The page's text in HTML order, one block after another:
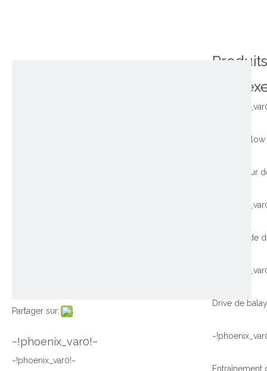
Partager sur:
~!phoenix_var0!~
~!phoenix_var0!~
Produits
Contrôle de